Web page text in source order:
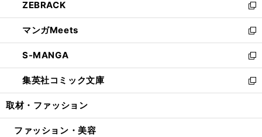
く
で
開
く
ド
ウ
で
開
く
ィ
ン
ド
ウ
で
開
く
い
ウ
ィ
ン
ド
ウ
で
開
ZEBRACK
新
し
い
ウ
ィ
ン
ド
ウ
開
マンガMeets
新
し
い
ウ
ィ
ン
ウ
S-MANGA
新
し
い
ウ
ン
集英社コミック文庫
新
し
ウ
取材・ファッション
ファッション・美容